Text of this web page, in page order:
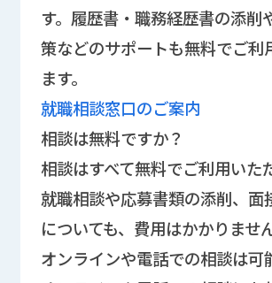
す。履歴書・職務経歴書の添削
策などのサポートも無料でご利
ます。
就職相談窓口のご案内
相談は無料ですか？
相談はすべて無料でご利用いた
就職相談や応募書類の添削、面
についても、費用はかかりません
オンラインや電話での相談は可